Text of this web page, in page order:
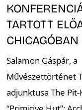
TARTOTT
CHICAGÓBAN
Salamon Gáspár, a
Művészettörténet
adjunktusa The